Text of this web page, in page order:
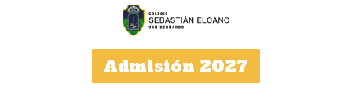
Admisión 2027